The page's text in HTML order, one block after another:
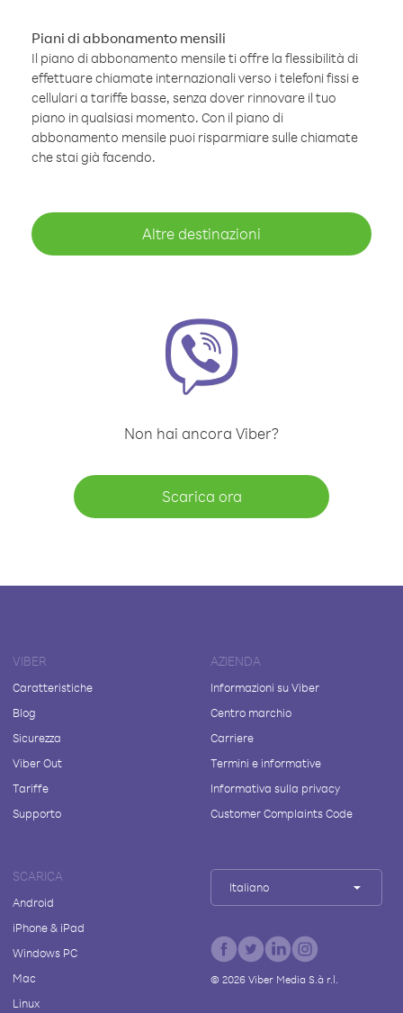
Piani di abbonamento mensili
Il piano di abbonamento mensile ti offre la flessibilità di
effettuare chiamate internazionali verso i telefoni fissi e
cellulari a tariffe basse, senza dover rinnovare il tuo
piano in qualsiasi momento. Con il piano di
abbonamento mensile puoi risparmiare sulle chiamate
che stai già facendo.
Altre destinazioni
Non hai ancora Viber?
Scarica ora
VIBER
Caratteristiche
Blog
Sicurezza
Viber Out
Tariffe
Supporto
AZIENDA
Informazioni su Viber
Centro marchio
Carriere
Termini e informative
Informativa sulla privacy
Customer Complaints Code
SCARICA
Android
iPhone & iPad
Windows PC
Mac
Linux
Italiano
© 2026Viber Media S.à r.l.